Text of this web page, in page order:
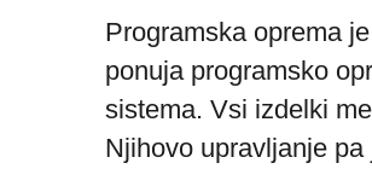
Programska oprema
ponuja programsko
sistema. Vsi izdelki
Njihovo upravljanje